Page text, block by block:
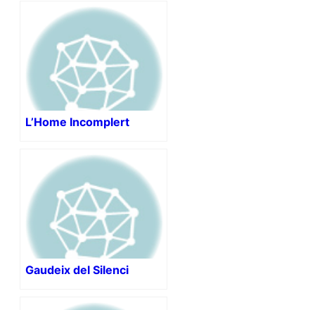
L’Home Incomplert
Gaudeix del Silenci